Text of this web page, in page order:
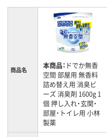
商品名 本商品： ドでか無香
空間 部屋用 無香料
詰め替え用 消臭ビ
ーズ 消臭剤 1600g 1
個 押し入れ・玄関・
部屋・トイレ用 小林
製薬